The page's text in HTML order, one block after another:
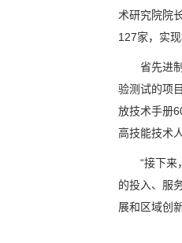
术研究院院
127家，实
省先进制
验测试的项
放技术手册
高技能技术
“接下来，
的投入、服
展和区域创